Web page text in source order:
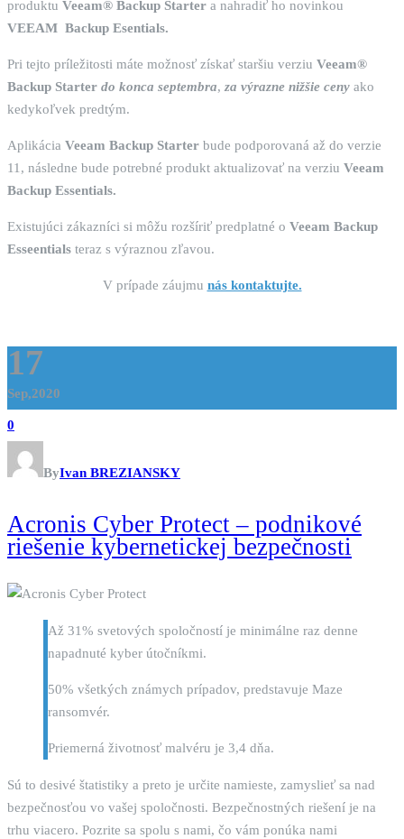
produktu Veeam® Backup Starter a nahradiť ho novinkou
VEEAM Backup Esentials.
Pri tejto príležitosti máte možnosť získať staršiu verziu Veeam®
Backup Starter do konca septembra, za výrazne nižšie ceny ako
kedykoľvek predtým.
Aplikácia Veeam Backup Starter bude podporovaná až do verzie
11, následne bude potrebné produkt aktualizovať na verziu Veeam
Backup Essentials.
Existujúci zákazníci si môžu rozšíriť predplatné o Veeam Backup
Esseentials teraz s výraznou zľavou.
V prípade záujmu nás kontaktujte.
17
Sep,2020
0
ByIvan BREZIANSKY
Acronis Cyber Protect – podnikové
riešenie kybernetickej bezpečnosti
Až 31% svetových spoločností je minimálne raz denne
napadnuté kyber útočníkmi.
50% všetkých známych prípadov, predstavuje Maze
ransomvér.
Priemerná životnosť malvéru je 3,4 dňa.
Sú to desivé štatistiky a preto je určite namieste, zamyslieť sa nad
bezpečnosťou vo vašej spoločnosti. Bezpečnostných riešení je na
trhu viacero. Pozrite sa spolu s nami, čo vám ponúka nami